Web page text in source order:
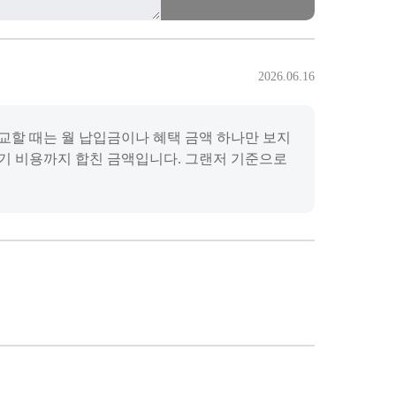
2026.06.16
때는 월 납입금이나 혜택 금액 하나만 보지
비용까지 합친 금액입니다. 그랜저 기준으로